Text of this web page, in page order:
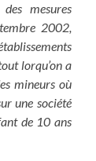
mesures
2002,
lorqu’on a
mineurs où
une société
de 10 ans